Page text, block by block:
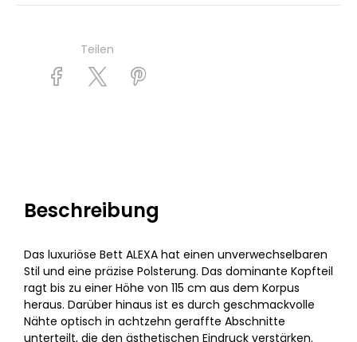
Teilen
Beschreibung
Das luxuriöse Bett ALEXA hat einen unverwechselbaren
Stil und eine präzise Polsterung. Das dominante Kopfteil
ragt bis zu einer Höhe von 115 cm aus dem Korpus
heraus. Darüber hinaus ist es durch geschmackvolle
Nähte optisch in achtzehn geraffte Abschnitte
unterteilt, die den ästhetischen Eindruck verstärken.